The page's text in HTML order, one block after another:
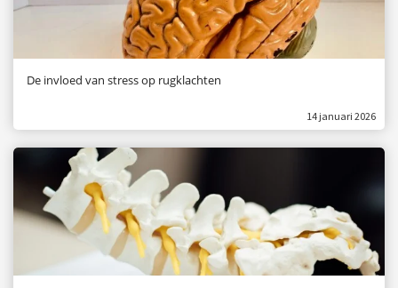
De invloed van stress op rugklachten
14 januari 2026